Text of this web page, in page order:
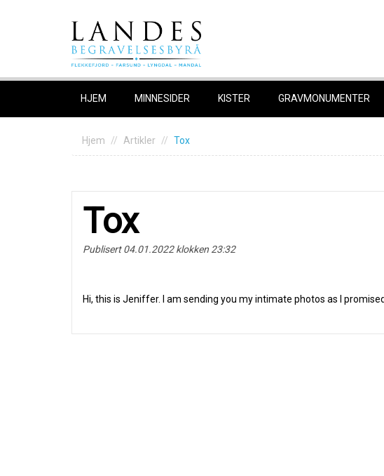
HJEM MINNESIDER KISTER GRAVMONUMENTER
Hjem Artikler Tox
Tox
Publisert 04.01.2022 klokken 23:32
Hi, this is Jeniffer. I am sending you my intimate photos as I